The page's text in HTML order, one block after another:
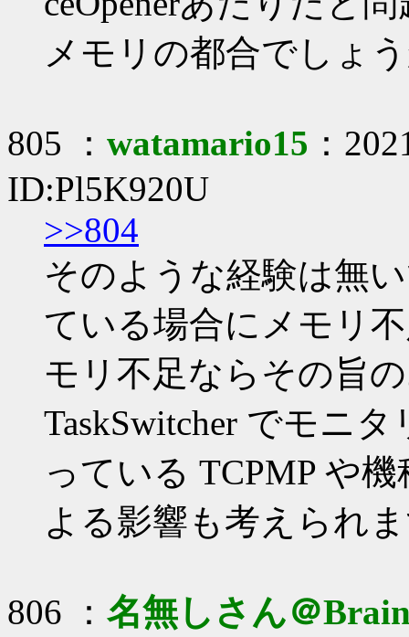
メモリの都合でしょ
805 ： watamario15 ：
ID:Pl5K920U
>>804
そのような経験は無
ている場合にメモリ
モリ不足ならその旨
TaskSwitcher でモニ
っている TCPMP や
よる影響も考えられ
806 ： 名無しさん＠